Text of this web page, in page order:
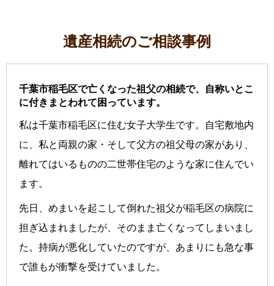
遺産相続のご相談事例
千葉市稲毛区で亡くなった祖父の相続で、自称いとこ
に付きまとわれて困っています。
私は千葉市稲毛区に住む女子大学生です。自宅敷地内
に、私と両親の家・そして父方の祖父母の家があり、
離れてはいるものの二世帯住宅のような家に住んでい
ます。
先日、めまいを起こして倒れた祖父が稲毛区の病院に
担ぎ込まれましたが、そのまま亡くなってしまいまし
た。持病が悪化していたのですが、あまりにも急な事
で誰もが衝撃を受けていました。